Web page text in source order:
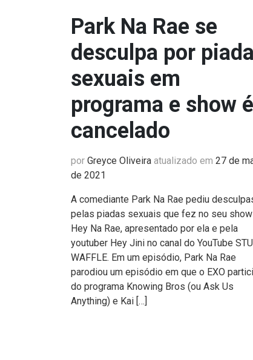
Park Na Rae se
desculpa por
sexuais em
programa e show é
cancelado
por Greyce Oliveira atualizado em 27 de
de 2021
A comediante Park Na Rae pediu
pelas piadas sexuais que fez no seu show
Hey Na Rae, apresentado por ela e pela
youtuber Hey Jini no canal do YouTube
WAFFLE. Em um episódio, Park Na Rae
parodiou um episódio em que o EXO
do programa Knowing Bros (ou Ask Us
Anything) e Kai […]